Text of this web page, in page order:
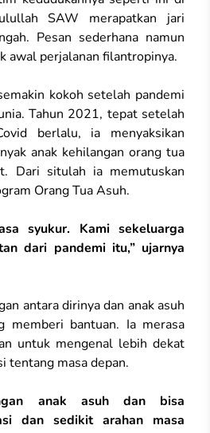
SAW merapatkan jari
Pesan sederhana namun
awal perjalanan filantropinya.
kokoh setelah pandemi
Tahun 2021, tepat setelah
berlalu, ia menyaksikan
anak kehilangan orang tua
Dari situlah ia memutuskan
Orang Tua Asuh.
syukur. Kami sekeluarga
dari pandemi itu,” ujarnya
antara dirinya dan anak asuh
memberi bantuan. Ia merasa
untuk mengenal lebih dekat
tentang masa depan.
anak asuh dan bisa
dan sedikit arahan masa